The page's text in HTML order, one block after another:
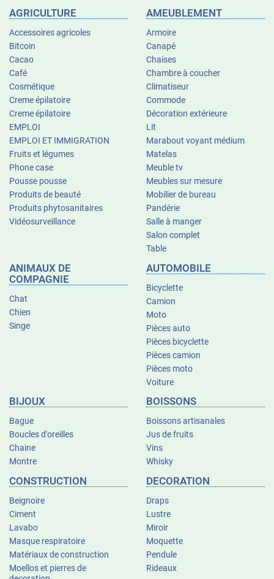
AGRICULTURE
Accessoires agricoles
Bitcoin
Cacao
Café
Cosmétique
Creme épilatoire
Creme épilatoire
EMPLOI
EMPLOI ET IMMIGRATION
Fruits et légumes
Phone case
Pousse pousse
Produits de beauté
Produits phytosanitaires
Vidéosurveillance
AMEUBLEMENT
Armoire
Canapé
Chaises
Chambre à coucher
Climatiseur
Commode
Décoration extérieure
Lit
Marabout voyant médium
Matelas
Meuble tv
Meubles sur mesure
Mobilier de bureau
Pandérie
Salle à manger
Salon complet
Table
ANIMAUX DE
COMPAGNIE
Chat
Chien
Singe
AUTOMOBILE
Bicyclette
Camion
Moto
Pièces auto
Pièces bicyclette
Pièces camion
Pièces moto
Voiture
BIJOUX
Bague
Boucles d'oreilles
Chaine
Montre
BOISSONS
Boissons artisanales
Jus de fruits
Vins
Whisky
CONSTRUCTION
Beignoire
Ciment
Lavabo
Masque respiratoire
Matériaux de construction
Moellos et pierres de
DECORATION
Draps
Lustre
Miroir
Moquette
Pendule
Rideaux